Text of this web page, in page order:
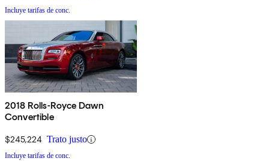
Incluye tarifas de conc.
2018 Rolls-Royce Dawn
Convertible
$245,224 Trato justo
Incluye tarifas de conc.